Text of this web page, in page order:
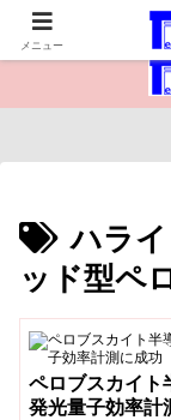
医
ハラ
ッド型ペ
ペロブスカイト
発光量子効率計
メニュー